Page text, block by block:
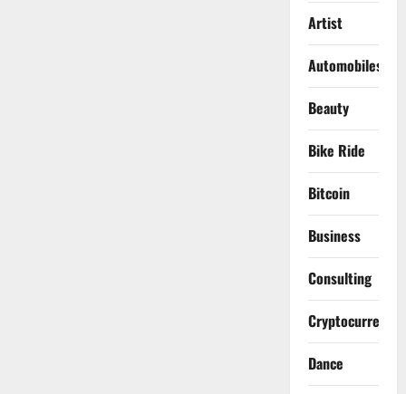
Artist
Automobiles
Beauty
Bike Ride
Bitcoin
Business
Consulting
Cryptocurrency
Dance